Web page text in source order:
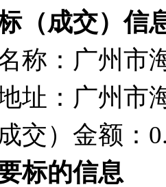
（成交）信
称：广州市
址：广州市
交）金额：
标的信息